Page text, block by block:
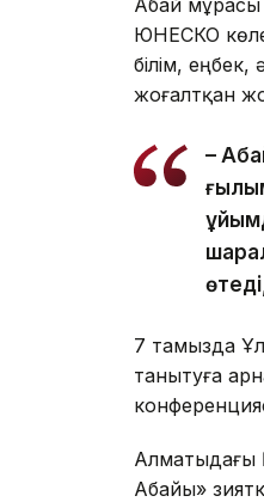
ЮНЕСКО
білім,
жоғалтқан
–
7 тамызда
танытуға
Алматыдағы
Абайы»